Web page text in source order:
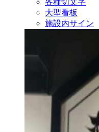
大型看板
施設内サイン